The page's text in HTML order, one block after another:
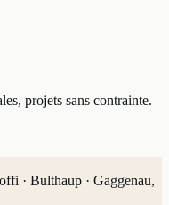
projets sans contrainte.
· Bulthaup · Gaggenau,